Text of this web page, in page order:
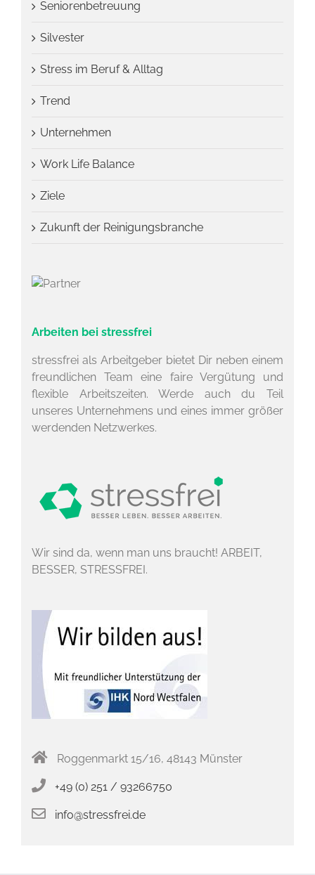
Seniorenbetreuung
Silvester
Stress im Beruf & Alltag
Trend
Unternehmen
Work Life Balance
Ziele
Zukunft der Reinigungsbranche
Arbeiten bei stressfrei
stressfrei als Arbeitgeber bietet Dir neben einem
freundlichen Team eine faire Vergütung und
flexible Arbeitszeiten. Werde auch du Teil
unseres Unternehmens und eines immer größer
werdenden Netzwerkes.
Wir sind da, wenn man uns braucht! ARBEIT,
BESSER, STRESSFREI.
Roggenmarkt 15/16, 48143 Münster
+49 (0) 251 / 93266750
info@stressfrei.de